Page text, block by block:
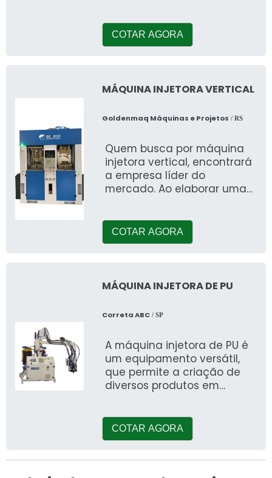
COTAR AGORA
MÁQUINA INJETORA VERTICAL
Goldenmaq Máquinas e Projetos / RS
Quem busca por máquina
injetora vertical, encontrará
a empresa líder do
mercado. Ao elaborar uma
clien
COTAR AGORA
MÁQUINA INJETORA DE PU
Correta ABC/ SP
A máquina injetora de PU é
um equipamento versátil,
que permite a criação de
diversos produtos em
COTAR AGORA